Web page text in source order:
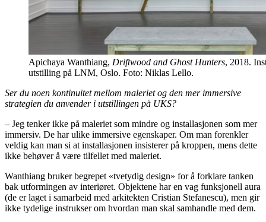
Apichaya Wanthiang, Driftwood and Ghost Hunters, 2018.
utstilling på LNM, Oslo. Foto: Niklas Lello.
Ser du noen kontinuitet mellom maleriet og den mer immersive
strategien du anvender i utstillingen på UKS?
– Jeg tenker ikke på maleriet som mindre og installasjonen som mer
immersiv. De har ulike immersive egenskaper. Om man forenkler
veldig kan man si at installasjonen insisterer på kroppen, mens dette
ikke behøver å være tilfellet med maleriet.
Wanthiang bruker begrepet «tvetydig design» for å forklare tanken
bak utformingen av interiøret. Objektene har en vag funksjonell aura
(de er laget i samarbeid med arkitekten Cristian Stefanescu), men gir
ikke tydelige instrukser om hvordan man skal samhandle med dem.